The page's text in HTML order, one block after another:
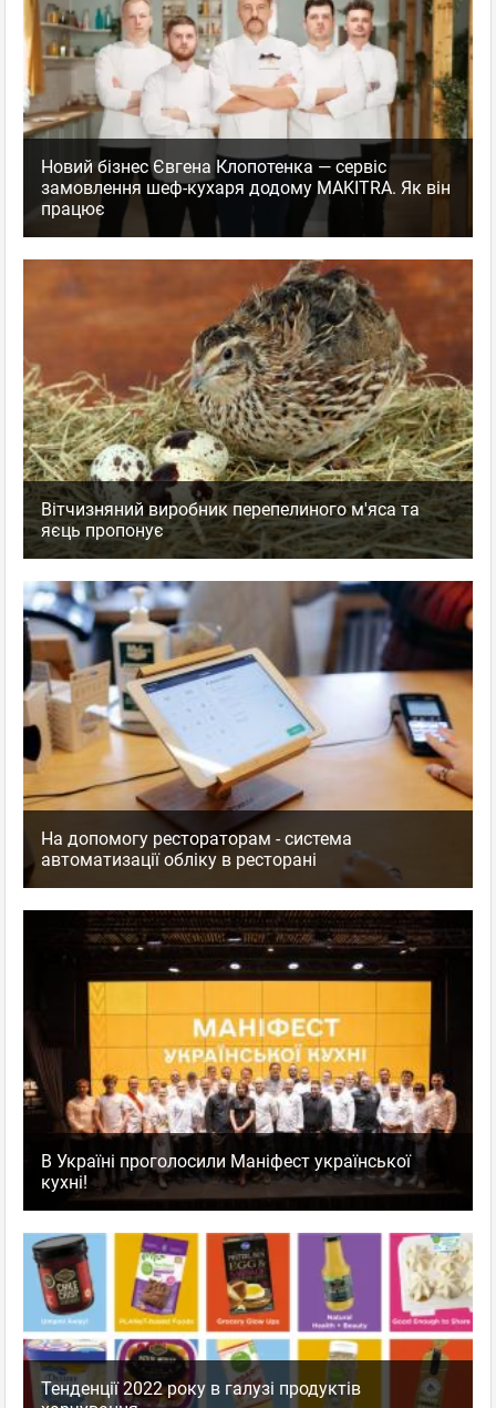
Новий бізнес Євгена Клопотенка — сервіс
замовлення шеф-кухаря додому MAKITRA. Як він
працює
Вітчизняний виробник перепелиного м'яса та
яєць пропонує
На допомогу рестораторам - система
автоматизації обліку в ресторані
В Україні проголосили Маніфест української
кухні!
Тенденції 2022 року в галузі продуктів